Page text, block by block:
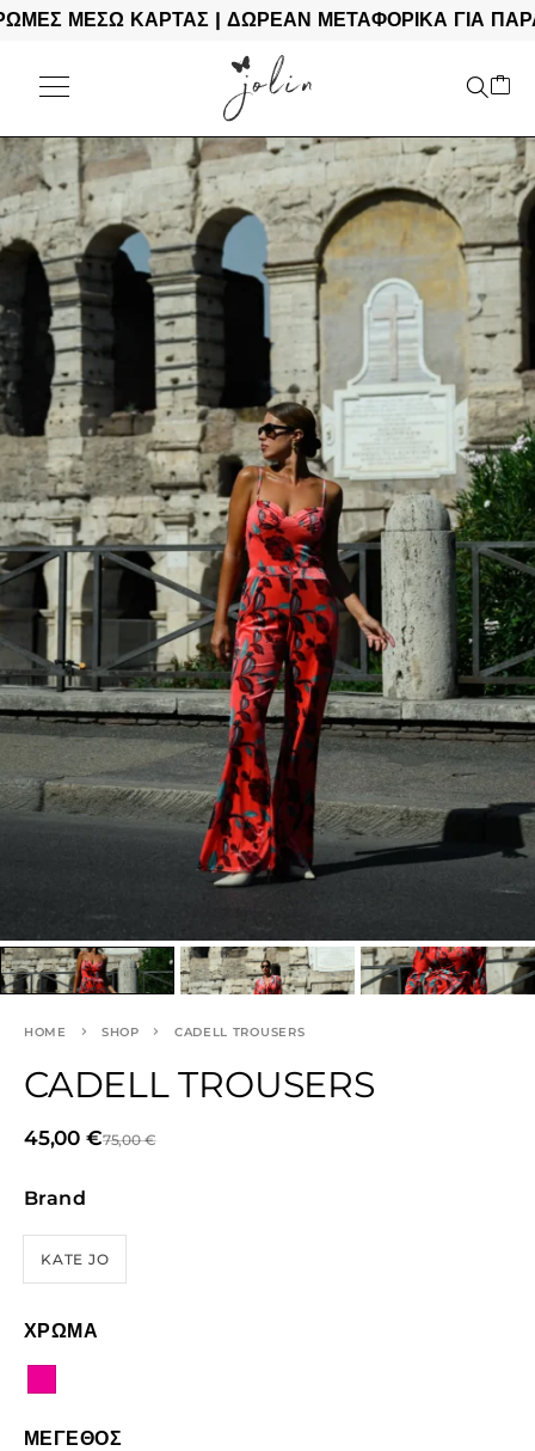
ΜΕΣΩ ΚΑΡΤΑΣ | ΔΩΡΕΑΝ ΜΕΤΑΦΟΡΙΚΑ ΓΙΑ
HOME SHOP CADELL TROUSERS
CADELL TROUSERS
75,00€
45,00 €
Brand
KATE JO
ΧΡΩΜΑ
ΜΕΓΕΘΟΣ